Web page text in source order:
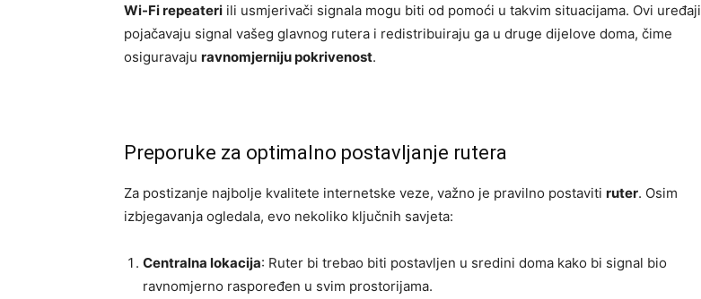
Wi-Fi repeateri ili usmjerivači signala mogu biti od pomoći u takvim situacijama. Ovi uređaji
pojačavaju signal vašeg glavnog rutera i redistribuiraju ga u druge dijelove doma, čime
osiguravaju ravnomjerniju pokrivenost.
Preporuke za optimalno postavljanje rutera
Za postizanje najbolje kvalitete internetske veze, važno je pravilno postaviti ruter. Osim
izbjegavanja ogledala, evo nekoliko ključnih savjeta:
Centralna lokacija: Ruter bi trebao biti postavljen u sredini doma kako bi signal bio
ravnomjerno raspoređen u svim prostorijama.